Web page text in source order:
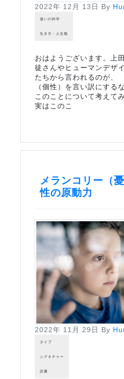
2022年 12月 13日 By
違いの科学
生き方・人生観
おはようございます。上
徒さんやヒューマンデザ
たちから言われるのが、
（個性）を言い訳にする
このことについて考えて
実はこのこ
メランコリー（
性の原動力
2022年 11月 29日 By
タイプ
シグネチャー
読書